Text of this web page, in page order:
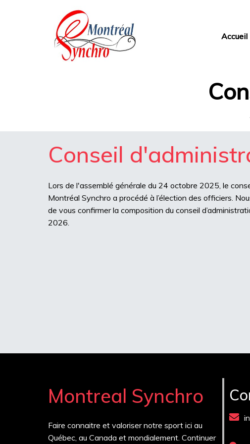
Accueil
Conseil
Lors de l'assemblé générale du 24 octobre 2025, le
Montréal Synchro a procédé à l’élection des officiers.
de vous confirmer la composition du conseil
2026.
Montreal Synchro
Faire connaitre et valoriser notre sport ici au
Québec, au Canada et mondialement. Continuer